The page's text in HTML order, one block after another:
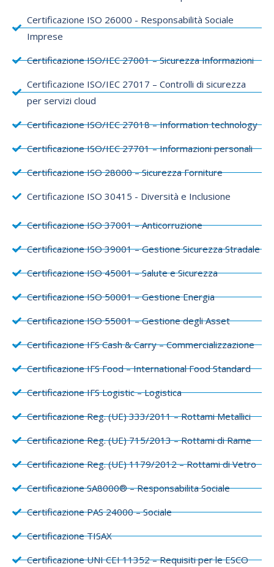
Certificazione ISO 26000 - Responsabilità Sociale
Imprese
Certificazione ISO/IEC 27001 – Sicurezza Informazioni
Certificazione ISO/IEC 27017 – Controlli di sicurezza
per servizi cloud
Certificazione ISO/IEC 27018 – Information technology
Certificazione ISO/IEC 27701 – Informazioni personali
Certificazione ISO 28000 – Sicurezza Forniture
Certificazione ISO 30415 - Diversità e Inclusione
Certificazione ISO 37001 – Anticorruzione
Certificazione ISO 39001 – Gestione Sicurezza Stradale
Certificazione ISO 45001 – Salute e Sicurezza
Certificazione ISO 50001 – Gestione Energia
Certificazione ISO 55001 – Gestione degli Asset
Certificazione IFS Cash & Carry – Commercializzazione
Certificazione IFS Food – International Food Standard
Certificazione IFS Logistic – Logistica
Certificazione Reg. (UE) 333/2011 – Rottami Metallici
Certificazione Reg. (UE) 715/2013 – Rottami di Rame
Certificazione Reg. (UE) 1179/2012 – Rottami di Vetro
Certificazione SA8000® – Responsabilita Sociale
Certificazione PAS 24000 – Sociale
Certificazione TISAX
Certificazione UNI CEI 11352 – Requisiti per le ESCO